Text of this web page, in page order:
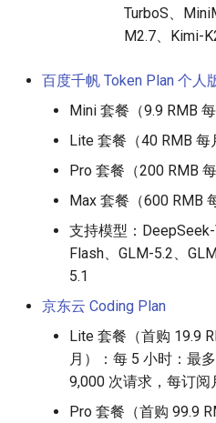
TurboS、
M2.7、Kimi-
百度千帆 Token Plan 个人
Mini 套餐（9.9 RMB
Lite 套餐（40 RMB
Pro 套餐（200 RMB
Max 套餐（600 RMB
支持模型：
Flash、GLM-5.2、
5.1
京东云 Coding Plan
Lite 套餐（首购 19.9
月）：每 5 小时：最
9,000 次请求，每订
Pro 套餐（首购 99.9